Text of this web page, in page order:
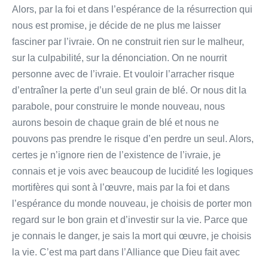
Alors, par la foi et dans l’espérance de la résurrection qui
nous est promise, je décide de ne plus me laisser
fasciner par l’ivraie. On ne construit rien sur le malheur,
sur la culpabilité, sur la dénonciation. On ne nourrit
personne avec de l’ivraie. Et vouloir l’arracher risque
d’entraîner la perte d’un seul grain de blé. Or nous dit la
parabole, pour construire le monde nouveau, nous
aurons besoin de chaque grain de blé et nous ne
pouvons pas prendre le risque d’en perdre un seul. Alors,
certes je n’ignore rien de l’existence de l’ivraie, je
connais et je vois avec beaucoup de lucidité les logiques
mortifères qui sont à l’œuvre, mais par la foi et dans
l’espérance du monde nouveau, je choisis de porter mon
regard sur le bon grain et d’investir sur la vie. Parce que
je connais le danger, je sais la mort qui œuvre, je choisis
la vie. C’est ma part dans l’Alliance que Dieu fait avec